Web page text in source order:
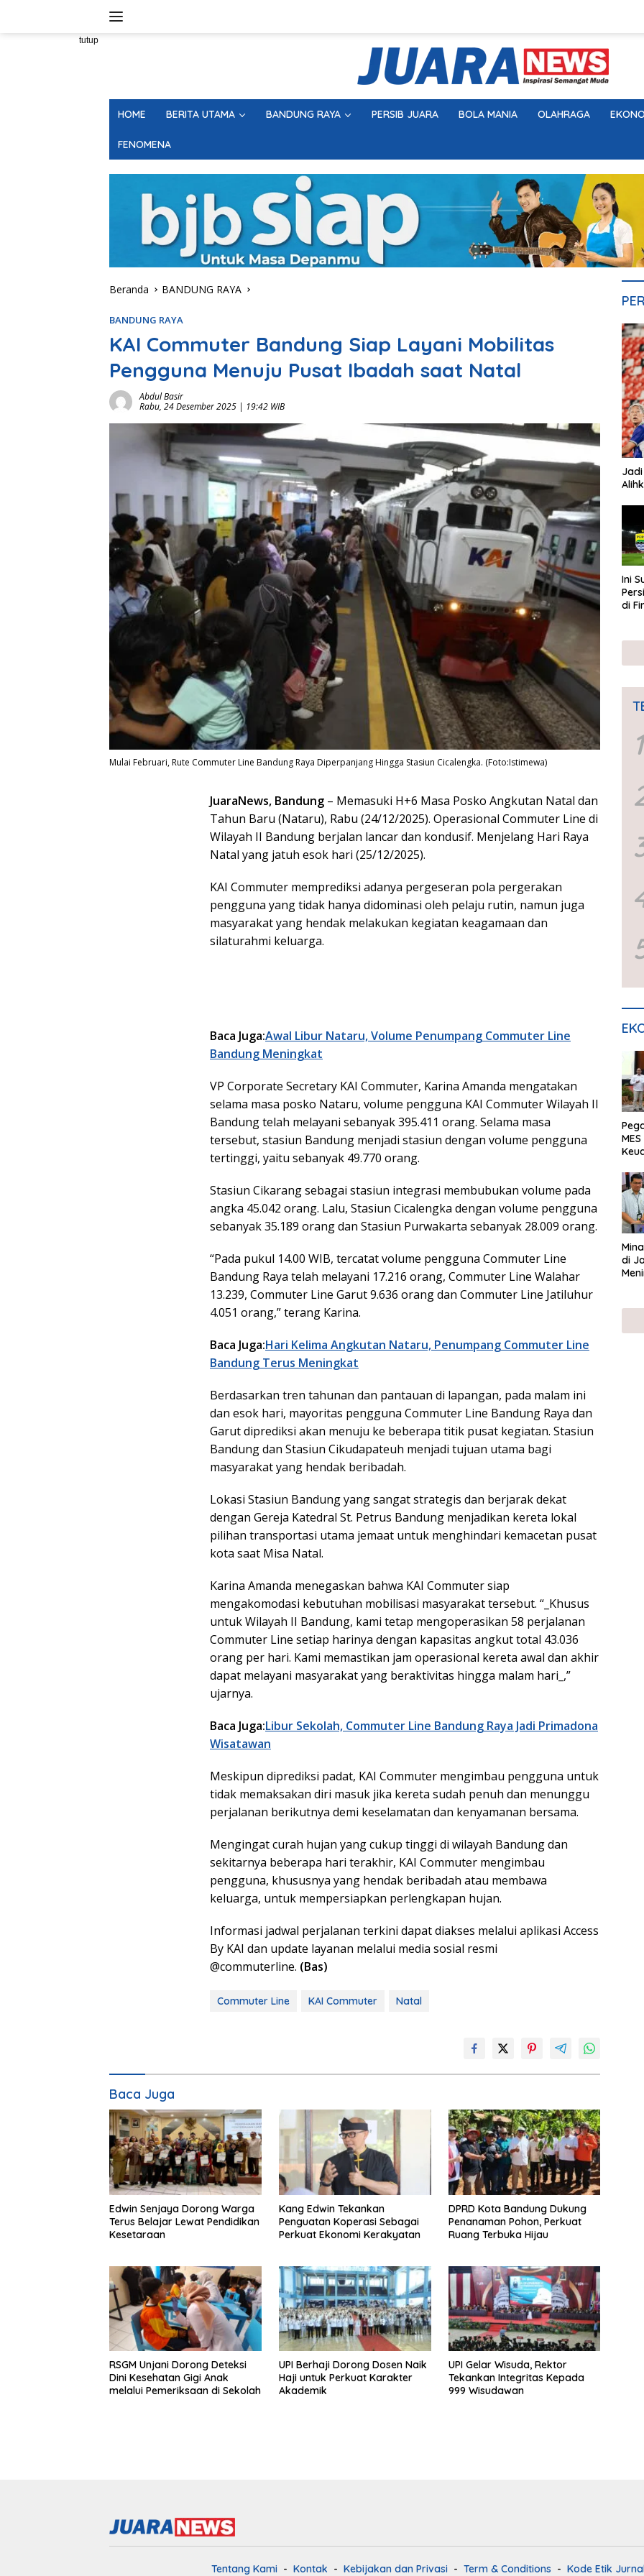
tutup
HOME BERITA UTAMA BANDUNG RAYA PERSIB JUARA BOLA MANIA OLAHRAGA
FENOMENA
Beranda BANDUNG RAYA
BANDUNG RAYA
KAI Commuter Bandung Siap Layani Mobilitas
Pengguna Menuju Pusat Ibadah saat Natal
Abdul Basir
Rabu, 24 Desember 2025 | 19:42 WIB
Mulai Februari, Rute Commuter Line Bandung Raya Diperpanjang Hingga Stasiun Cicalengka. (Foto:Istimewa)
JuaraNews, Bandung – Memasuki H+6 Masa Posko Angkutan Natal dan
Tahun Baru (Nataru), Rabu (24/12/2025). Operasional Commuter Line di
Wilayah II Bandung berjalan lancar dan kondusif. Menjelang Hari Raya
Natal yang jatuh esok hari (25/12/2025).
KAI Commuter memprediksi adanya pergeseran pola pergerakan
pengguna yang tidak hanya didominasi oleh pelaju rutin, namun juga
masyarakat yang hendak melakukan kegiatan keagamaan dan
silaturahmi keluarga.
Baca Juga:Awal Libur Nataru, Volume Penumpang Commuter Line
Bandung Meningkat
VP Corporate Secretary KAI Commuter, Karina Amanda mengatakan
selama masa posko Nataru, volume pengguna KAI Commuter Wilayah II
Bandung telah melayani sebanyak 395.411 orang. Selama masa
tersebut, stasiun Bandung menjadi stasiun dengan volume pengguna
tertinggi, yaitu sebanyak 49.770 orang.
Stasiun Cikarang sebagai stasiun integrasi membubukan volume pada
angka 45.042 orang. Lalu, Stasiun Cicalengka dengan volume pengguna
sebanyak 35.189 orang dan Stasiun Purwakarta sebanyak 28.009 orang.
“Pada pukul 14.00 WIB, tercatat volume pengguna Commuter Line
Bandung Raya telah melayani 17.216 orang, Commuter Line Walahar
13.239, Commuter Line Garut 9.636 orang dan Commuter Line Jatiluhur
4.051 orang,” terang Karina.
Baca Juga:Hari Kelima Angkutan Nataru, Penumpang Commuter Line
Bandung Terus Meningkat
Berdasarkan tren tahunan dan pantauan di lapangan, pada malam ini
dan esok hari, mayoritas pengguna Commuter Line Bandung Raya dan
Garut diprediksi akan menuju ke beberapa titik pusat kegiatan. Stasiun
Bandung dan Stasiun Cikudapateuh menjadi tujuan utama bagi
masyarakat yang hendak beribadah.
Lokasi Stasiun Bandung yang sangat strategis dan berjarak dekat
dengan Gereja Katedral St. Petrus Bandung menjadikan kereta lokal
pilihan transportasi utama jemaat untuk menghindari kemacetan pusat
kota saat Misa Natal.
Karina Amanda menegaskan bahwa KAI Commuter siap
mengakomodasi kebutuhan mobilisasi masyarakat tersebut. “_Khusus
untuk Wilayah II Bandung, kami tetap mengoperasikan 58 perjalanan
Commuter Line setiap harinya dengan kapasitas angkut total 43.036
orang per hari. Kami memastikan jam operasional kereta awal dan akhir
dapat melayani masyarakat yang beraktivitas hingga malam hari_,”
ujarnya.
Baca Juga:Libur Sekolah, Commuter Line Bandung Raya Jadi Primadona
Wisatawan
Meskipun diprediksi padat, KAI Commuter mengimbau pengguna untuk
tidak memaksakan diri masuk jika kereta sudah penuh dan menunggu
perjalanan berikutnya demi keselamatan dan kenyamanan bersama.
Mengingat curah hujan yang cukup tinggi di wilayah Bandung dan
sekitarnya beberapa hari terakhir, KAI Commuter mengimbau
pengguna, khususnya yang hendak beribadah atau membawa
keluarga, untuk mempersiapkan perlengkapan hujan.
Informasi jadwal perjalanan terkini dapat diakses melalui aplikasi Access
By KAI dan update layanan melalui media sosial resmi
@commuterline. (Bas)
Commuter Line KAI Commuter Natal
Baca Juga
Edwin Senjaya Dorong Warga
Terus Belajar Lewat Pendidikan
Kesetaraan
Kang Edwin Tekankan
Penguatan Koperasi Sebagai
Perkuat Ekonomi Kerakyatan
DPRD Kota Bandung Dukung
Penanaman Pohon, Perkuat
Ruang Terbuka Hijau
RSGM Unjani Dorong Deteksi
Dini Kesehatan Gigi Anak
melalui Pemeriksaan di Sekolah
UPI Berhaji Dorong Dosen Naik
Haji untuk Perkuat Karakter
Akademik
UPI Gelar Wisuda, Rektor
Tekankan Integritas Kepada
999 Wisudawan
Jadi
Ini
di
1
di
Tentang Kami Kontak Kebijakan dan Privasi Term & Conditions Kode Etik